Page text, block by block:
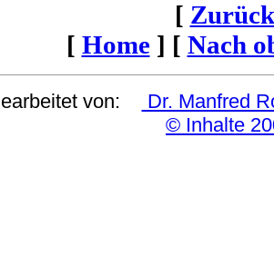
[
[ Home] [ Nach
von:
Dr. Manfred
© Inhalte